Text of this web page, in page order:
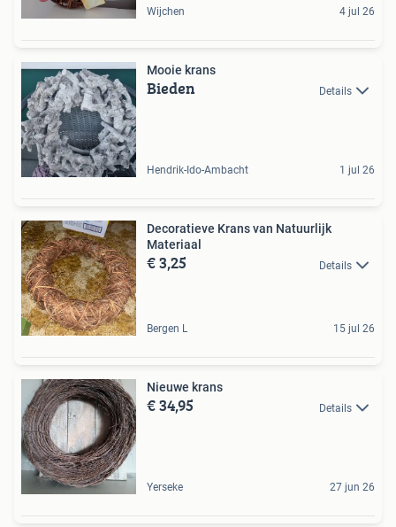
Wijchen 4 jul 26
Mooie krans
Bieden Details
Hendrik-Ido-Ambacht 1 jul 26
Decoratieve Krans van Natuurlijk
Materiaal
€ 3,25 Details
Bergen L 15 jul 26
Nieuwe krans
€ 34,95 Details
Yerseke 27 jun 26